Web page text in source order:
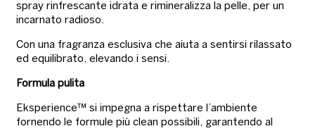
spray rinfrescante idrata e rimineralizza la pelle, per un
incarnato radioso.
Con una fragranza esclusiva che aiuta a sentirsi rilassato
ed equilibrato, elevando i sensi.
Formula pulita
Eksperience™ si impegna a rispettare l’ambiente
fornendo le formule più clean possibili, garantendo al